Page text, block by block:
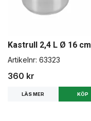
Kastrull 2,4 L Ø 16 cm
Artikelnr: 63323
360 kr
LÄS MER